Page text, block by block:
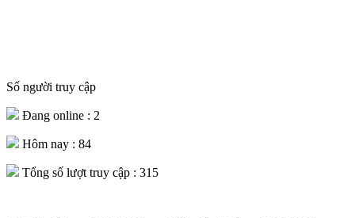
Số người truy cập
Đang online : 2
Hôm nay : 84
Tổng số lượt truy cập : 315